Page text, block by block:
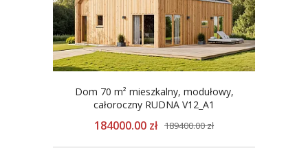
Dom 70 m² mieszkalny, modułowy,
całoroczny RUDNA V12_A1
184000.00 zł 189400.00 zł